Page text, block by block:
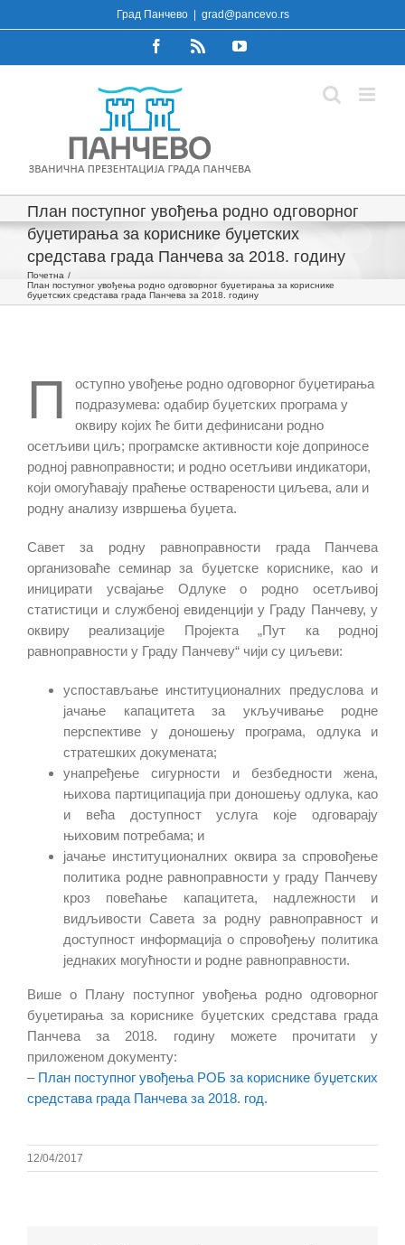
to
Град Панчево grad@pancevo.rs
FacebookRss YouTube
План поступног увођења родно одговорног
буџетирања за кориснике буџетских
средстава града Панчева за 2018. годину
Почетна
План поступног увођења родно одговорног буџетирања за кориснике
буџетских средстава града Панчева за 2018. годину
П
оступно увођење родно одговорног буџетирања
подразумева: одабир буџетских програма у
оквиру којих ће бити дефинисани родно
осетљиви циљ; програмске активности које доприносе
родној равноправности; и родно осетљиви индикатори,
који омогућавају праћење остварености циљева, али и
родну анализу извршења буџета.
Савет за родну равноправности града Панчева
организоваће семинар за буџетске кориснике, као и
иницирати усвајање Одлуке о родно осетљивој
статистици и службеној евиденцији у Граду Панчеву, у
оквиру реализације Пројекта „Пут ка родној
равноправности у Граду Панчеву“ чији су циљеви:
успостављање институционалних предуслова и
јачање капацитета за укључивање родне
перспективе у доношењу програма, одлука и
стратешких докумената;
унапређење сигурности и безбедности жена,
њихова партиципација при доношењу одлука, као
и већа доступност услуга које одговарају
њиховим потребама; и
јачање институционалних оквира за спровођење
политика родне равноправности у граду Панчеву
кроз повећање капацитета,
надлежности и
видљивости Савета за родну равноправност и
доступност информација о спровођењу политика
једнаких могућности и родне равноправности.
Више о Плану поступног увођења родно одговорног
буџетирања за кориснике буџетских средстава града
Панчева за 2018. годину можете прочитати у
приложеном документу:
– План поступног увођења РОБ за кориснике буџетских
средстава града Панчева за 2018. год.
12/04/2017